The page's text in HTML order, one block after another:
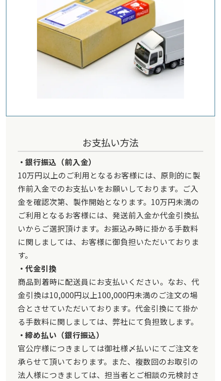
お支払い方法
銀行振込（前入金）
10万円以上のご利用となるお客様には、原則的に製
作前入金でのお支払いをお願いしております。ご入
金を確認次第、製作開始となります。10万円未満の
ご利用となるお客様には、発送前入金か代金引換払
いからご選択頂けます。お振込み時に掛かる手数料
に関しましては、お客様に御負担いただいておりま
す。
代金引換
商品到着時に配送員にお支払いください。なお、代
金引換は10,000円以上100,000円未満のご注文の場
合とさせていただいております。代金引換にて掛か
る手数料に関しましては、弊社にて負担致します。
締め払い（銀行振込）
官公庁様につきましては御社様〆払いにてご注文を
承らせて頂いております。また、複数回のお取引の
法人様につきましては、担当者とご相談の元検討さ